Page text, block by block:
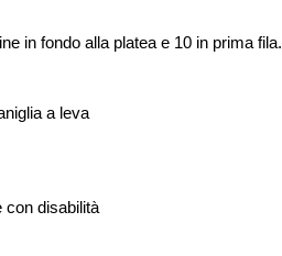
in fondo alla platea e 10 in prima fila.
a leva
con disabilità